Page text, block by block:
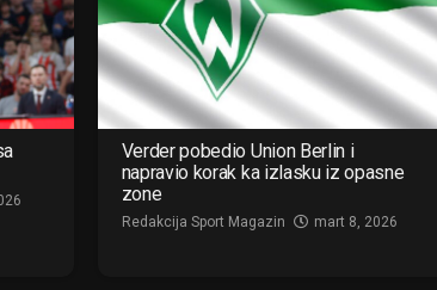
Verder pobedio Union Berlin i
napravio korak ka izlasku iz opasne
zone
Redakcija Sport Magazin mart 8, 2026